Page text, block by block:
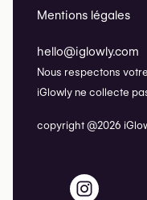
Mentions légales
hello@iglowly.com
Nous respectons
iGlowly ne collecte
copyright @2026